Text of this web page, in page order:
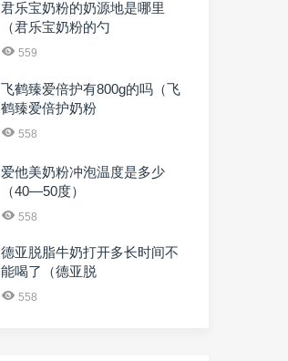
君乐宝奶粉的奶源地是哪里
（君乐宝奶粉的勺
559
飞鹤臻爱倍护有800g的吗（飞
鹤臻爱倍护奶粉
558
爱他美奶粉冲泡温度是多少
（40—50度）
558
德亚脱脂牛奶打开多长时间不
能喝了（德亚脱
558